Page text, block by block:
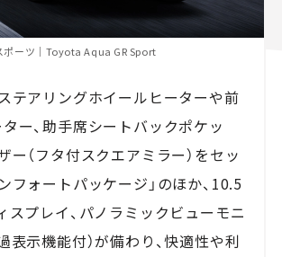
ポーツ｜Toyota Aqua GR Sport
テアリングホイールヒーターや前
ー、助手席シートバックポケッ
ー（フタ付スクエアミラー）をセッ
フォートパッケージ」のほか、10.5
スプレイ、パノラミックビューモニ
表示機能付）が備わり、快適性や利